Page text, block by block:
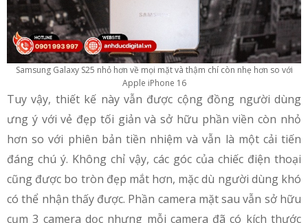
Samsung Galaxy S25 nhỏ hơn về mọi mặt và thậm chí còn nhẹ hơn so với
Apple iPhone 16
Tuy vậy, thiết kế này vẫn được cộng đồng người dùng
ưng ý với vẻ đẹp tối giản và sở hữu phần viền còn nhỏ
hơn so với phiên bản tiền nhiệm và vẫn là một cải tiến
đáng chú ý. Không chỉ vậy, các góc của chiếc điện thoại
cũng được bo tròn đẹp mắt hơn, mặc dù người dùng khó
có thể nhận thấy được. Phần camera mặt sau vẫn sở hữu
cụm 3 camera dọc nhưng mỗi camera đã có kích thước